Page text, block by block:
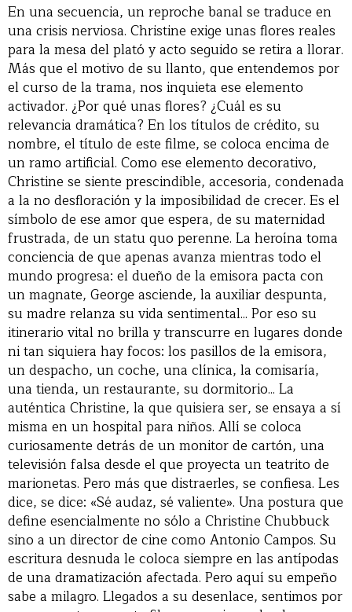
En una secuencia, un reproche banal se traduce en
una crisis nerviosa. Christine exige unas flores reales
para la mesa del plató y acto seguido se retira a llorar.
Más que el motivo de su llanto, que entendemos por
el curso de la trama, nos inquieta ese elemento
activador. ¿Por qué unas flores? ¿Cuál es su
relevancia dramática? En los títulos de crédito, su
nombre, el título de este filme, se coloca encima de
un ramo artificial. Como ese elemento decorativo,
Christine se siente prescindible, accesoria, condenada
a la no desfloración y la imposibilidad de crecer. Es el
símbolo de ese amor que espera, de su maternidad
frustrada, de un statu quo perenne. La heroína toma
conciencia de que apenas avanza mientras todo el
mundo progresa: el dueño de la emisora pacta con
un magnate, George asciende, la auxiliar despunta,
su madre relanza su vida sentimental... Por eso su
itinerario vital no brilla y transcurre en lugares donde
ni tan siquiera hay focos: los pasillos de la emisora,
un despacho, un coche, una clínica, la comisaría,
una tienda, un restaurante, su dormitorio... La
auténtica Christine, la que quisiera ser, se ensaya a sí
misma en un hospital para niños. Allí se coloca
curiosamente detrás de un monitor de cartón, una
televisión falsa desde el que proyecta un teatrito de
marionetas. Pero más que distraerles, se confiesa. Les
dice, se dice: «Sé audaz, sé valiente». Una postura que
define esencialmente no sólo a Christine Chubbuck
sino a un director de cine como Antonio Campos. Su
escritura desnuda le coloca siempre en las antípodas
de una dramatización afectada. Pero aquí su empeño
sabe a milagro. Llegados a su desenlace, sentimos por